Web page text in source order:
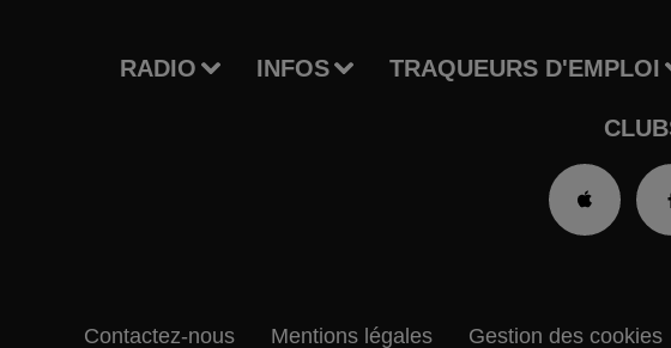
RADIO INFOS TRAQUEURS D'EMPLOI
Contactez-nous Mentions légales Gestion des cookies